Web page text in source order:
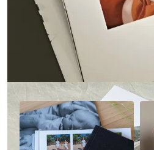
Другие стили